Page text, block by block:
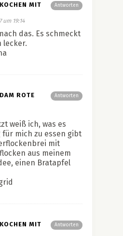
Antworten
MIT
um 19:14
das. Es schmeckt
lecker.
Antworten
ROTE
weiß ich, was es
mich zu essen gibt
mit
aus meinem
einen Bratapfel
Antworten
MIT